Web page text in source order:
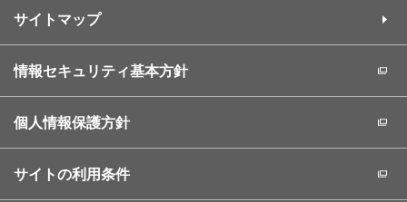
サイトマップ
情報セキュリティ基本方針
個人情報保護方針
サイトの利用条件